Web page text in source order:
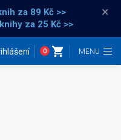
za 89 Kč >>
za 25 Kč >>
×
0